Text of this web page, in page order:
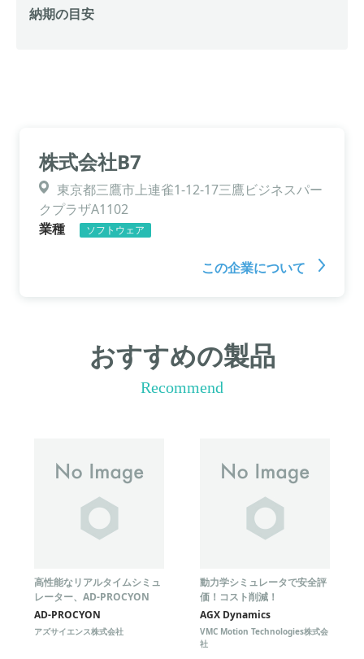
納期の目安
株式会社B7
東京都三鷹市上連雀1-12-17三鷹ビジネスパー
クプラザA1102
業種
ソフトウェア
この企業について
おすすめの製品
Recommend
高性能なリアルタイムシミュ
レーター、AD-PROCYON
AD-PROCYON
アズサイエンス株式会社
動力学シミュレータで安全評
価！コスト削減！
AGX Dynamics
VMC Motion Technologies株式会
社